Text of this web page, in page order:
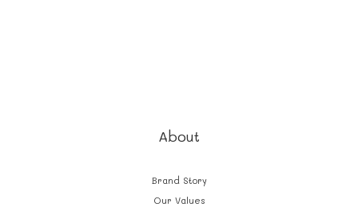
About
Brand Story
Our Values